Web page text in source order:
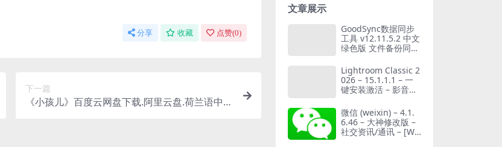
分享 收藏 点赞(0)
下一篇
《小孩儿》百度云网盘下载.阿里云盘.荷兰语中
文章展示
GoodSync数据同步
工具 v12.11.5.2 中文
绿色版 文件备份同步
Lightroom Classic 2
026 – 15.1.1.1 – 一
键安装激活 – 影音娱
[百度网盘]
微信 (weixin) – 4.1.
6.46 – 大神修改版 –
社交资讯/通讯 – [Wi